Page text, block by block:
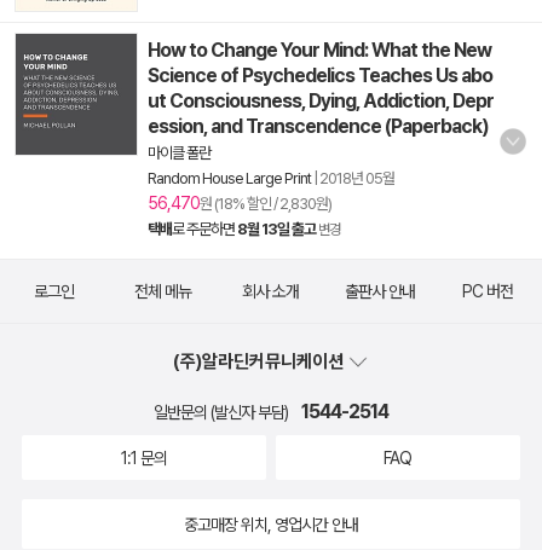
How to Change Your Mind: What the New
Science of Psychedelics Teaches Us abo
ut Consciousness, Dying, Addiction, Depr
ession, and Transcendence (Paperback)
마이클 폴란
Random House Large Print 2018년 05월
56,470원 (18% 할인 / 2,830원)
택배로 주문하면 8월 13일 출고 변경
로그인 전체 메뉴 회사 소개 출판사 안내 PC 버전
(주)알라딘커뮤니케이션
일반문의 (발신자 부담) 1544-2514
1:1 문의 FAQ
중고매장 위치, 영업시간 안내